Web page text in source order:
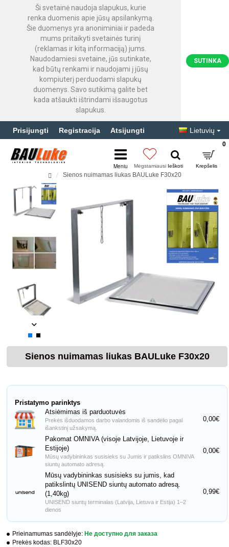
Ši svetainė naudoja slapukus, kurie
renka duomenis apie jūsų apsilankymą.
Šie duomenys yra anoniminiai ir padeda
mums pritaikyti svetainės turinį
(reklamas ir kitą informaciją) jums.
Naudodamiesi svetaine, jūs sutinkate,
kad būtų renkami ir naudojami į jūsų
kompiuterį perduodami slapukų
duomenys. Savo sutikimą galite bet
kada atšaukti ištrindami išsaugotus
slapukus.
SUTINKA
Prisijungti Registracija Atsijungti Lietuvių
0
Sienos nuimamas liukas BAULuke F30x20
Sienos nuimamas liukas BAULuke F30x20
Prieinamumas sandėlyje: Не доступно для заказа
Prekės kodas: BLF30x20
Pristatymo parinktys
Atsiėmimas iš parduotuvės
Prekės išduodamos darbo valandomis iš sandėlio pagal
išankstinį užsakymą.
0,00€
Pakomat OMNIVA (visoje Latvijoje, Lietuvoje ir
Estijoje)
Mūsų vadybininkas susisieks su Jumis ir patikslins OMNIVA
siuntų automato adresą.
0,00€
Mūsų vadybininkas susisieks su jumis, kad
patikslintų UNISEND siuntų automato adresą.
(1,40kg)
UNISEND siuntų terminalas (Latvija, Lietuva ir Estija) 1–2
dienos
0,99€